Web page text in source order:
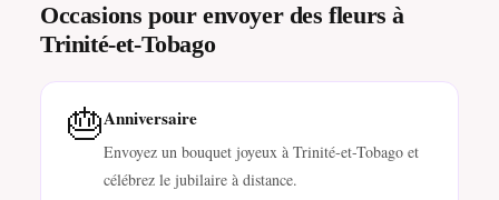
Occasions pour envoyer des fleurs à
Trinité-et-Tobago
🎂Anniversaire
Envoyez un bouquet joyeux à Trinité-et-Tobago et
célébrez le jubilaire à distance.